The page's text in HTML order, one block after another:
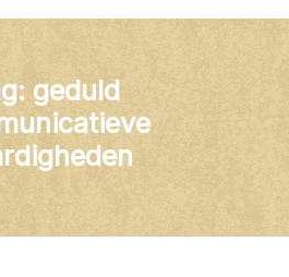
Button
geduld